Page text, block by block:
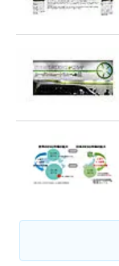
2022年
脱炭
2022年
環境
2021年